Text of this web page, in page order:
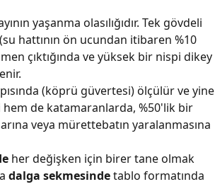
yaşanma olasılığıdır. Tek gövdeli
hattının ön ucundan itibaren %10
çıktığında ve yüksek bir nispi dikey
(köprü güvertesi) ölçülür ve yine
hem de katamaranlarda, %50'lik bir
veya mürettebatın yaralanmasına
her değişken için birer tane olmak
dalga sekmesinde tablo formatında